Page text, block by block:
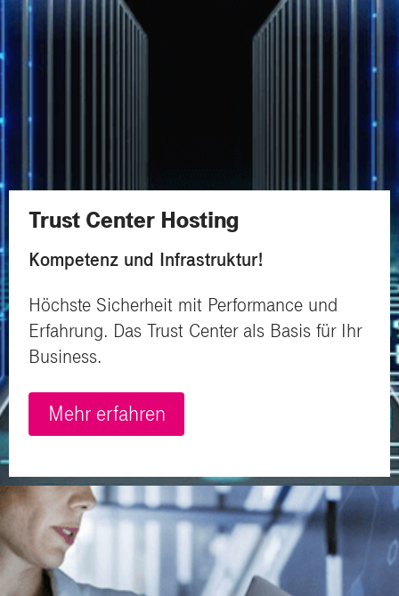
Trust Center Hosting
Kompetenz und Infrastruktur!
Höchste Sicherheit mit Performance und
Erfahrung. Das Trust Center als Basis für Ihr
Business.
Mehr erfahren